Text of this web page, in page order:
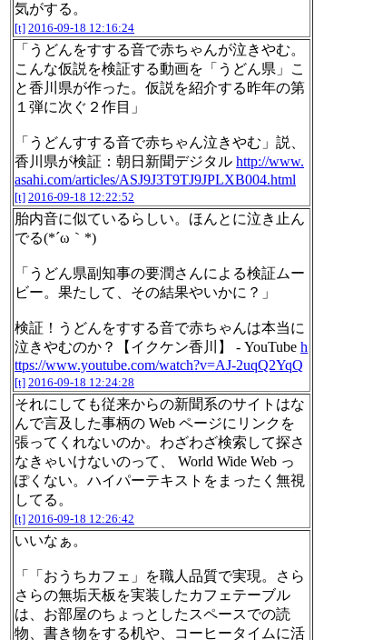
気がする。
[t] 2016-09-18 12:16:24
「うどんをすする音で赤ちゃんが泣きやむ。
こんな仮説を検証する動画を「うどん県」こ
と香川県が作った。仮説を紹介する昨年の第
１弾に次ぐ２作目」
「うどんすする音で赤ちゃん泣きやむ」説、
香川県が検証：朝日新聞デジタル http://www.
asahi.com/articles/ASJ9J3T9TJ9JPLXB004.html
[t] 2016-09-18 12:22:52
胎内音に似ているらしい。ほんとに泣き止ん
でる(*´ω｀*)
「うどん県副知事の要潤さんによる検証ムー
ビー。果たして、その結果やいかに？」
検証！うどんをすする音で赤ちゃんは本当に
泣きやむのか？【イクケン香川】 - YouTube h
ttps://www.youtube.com/watch?v=AJ-2uqQ2YqQ
[t] 2016-09-18 12:24:28
それにしても従来からの新聞系のサイトはな
んで言及した事柄の Web ページにリンクを
張ってくれないのか。わざわざ検索して探さ
なきゃいけないのって、 World Wide Web っ
ぽくない。ハイパーテキストをまったく無視
してる。
[t] 2016-09-18 12:26:42
いいなぁ。
「「おうちカフェ」を職人品質で実現。さら
さらの無垢天板を実装したカフェテーブル
は、お部屋のちょっとしたスペースでの読
物、書き物をする机や、コーヒータイムに活